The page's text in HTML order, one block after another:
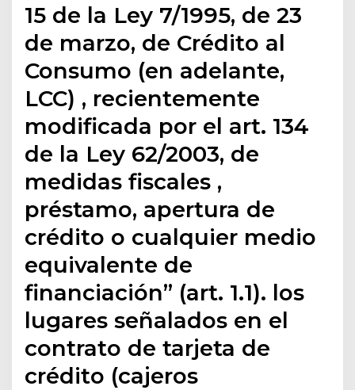
15 de la Ley 7/1995, de 23
de marzo, de Crédito al
Consumo (en adelante,
LCC) , recientemente
modificada por el art. 134
de la Ley 62/2003, de
medidas fiscales ,
préstamo, apertura de
crédito o cualquier medio
equivalente de
financiación” (art. 1.1). los
lugares señalados en el
contrato de tarjeta de
crédito (cajeros